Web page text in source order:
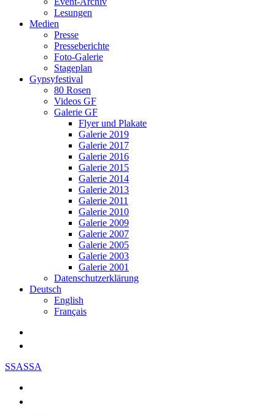
Lesungen
Medien
Presse
Presseberichte
Foto-Galerie
Stageplan
Gypsyfestival
80 Rosen
Videos GF
Galerie GF
Flyer und Plakate
Galerie 2019
Galerie 2017
Galerie 2016
Galerie 2015
Galerie 2014
Galerie 2013
Galerie 2011
Galerie 2010
Galerie 2009
Galerie 2007
Galerie 2005
Galerie 2003
Galerie 2001
Datenschutzerklärung
Deutsch
English
Français
SSASSA